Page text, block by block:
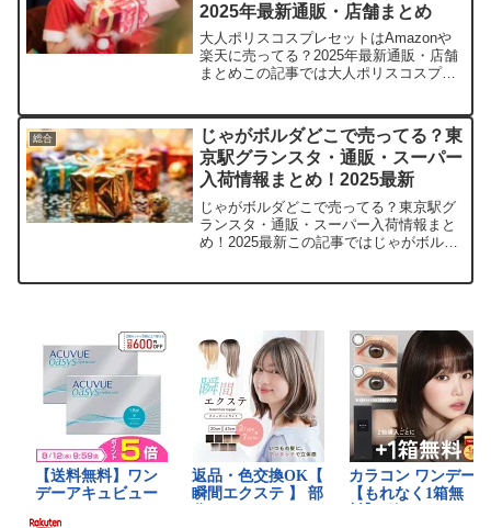
2025年最新通販・店舗まとめ
大人ポリスコスプレセットはAmazonや
楽天に売ってる？2025年最新通販・店舗
まとめこの記事では大人ポリスコスプレ
します。店舗価格帯（税込）特徴・おす
すめポイントAm...
総合
じゃがボルダどこで売ってる？東
京駅グランスタ・通販・スーパー
入荷情報まとめ！2025最新
じゃがボルダどこで売ってる？東京駅グ
ランスタ・通販・スーパー入荷情報まと
め！2025最新この記事ではじゃがボルダ